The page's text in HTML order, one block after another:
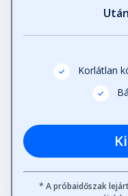
Korlátlan
* A próbaidőszak